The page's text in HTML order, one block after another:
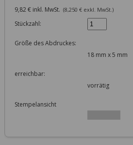
9,82 € inkl. MwSt. (8,250 € exkl. MwSt.)
Stückzahl:
Größe des Abdruckes:
18 mm x 5 mm
erreichbar:
vorrätig
Stempelansicht